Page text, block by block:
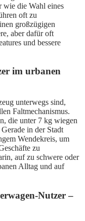
wie die Wahl eines
oft zu
großzügigen
aber dafür oft
und bessere
im urbanen
unterwegs sind,
Faltmechanismus.
die unter 7 kg wiegen
in der Stadt
Wendekreis, um
zu
auf zu schwere oder
Alltag und auf
Nutzer –